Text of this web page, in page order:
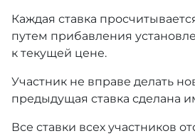
Каждая ставка
путем прибавления
к текущей цене.
Участник не вправе делать
предыдущая ставка сделана
Все ставки всех участников